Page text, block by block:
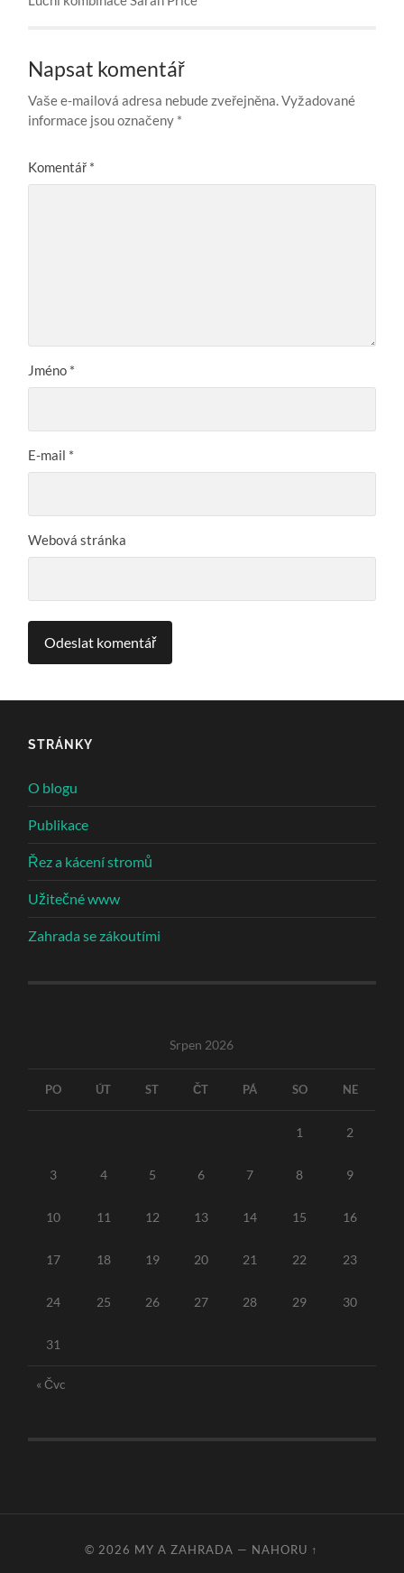
Napsat komentář
Vaše e-mailová adresa nebude zveřejněna.Vyžadované
informace jsou označeny *
Komentář *
Jméno *
E-mail *
Webová stránka
STRÁNKY
O blogu
Publikace
Řez a kácení stromů
Užitečné www
Zahrada se zákoutími
Srpen 2026
PO ÚT ST ČT PÁ SO NE
1 2
3 4 5 6 7 8 9
10 11 12 13 14 15 16
17 18 19 20 21 22 23
24 25 26 27 28 29 30
31
« Čvc
© 2026 MY A ZAHRADA — NAHORU ↑